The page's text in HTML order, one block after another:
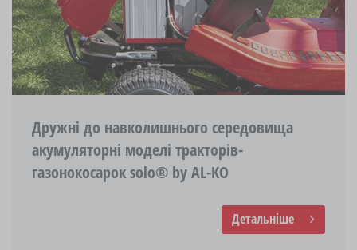
Дружні до навколишнього середовища
акумуляторні моделі тракторів-
газонокосарок solo® by AL-KO
Детальніше